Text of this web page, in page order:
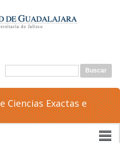
Formulario de búsqueda
Buscar
Exactas e